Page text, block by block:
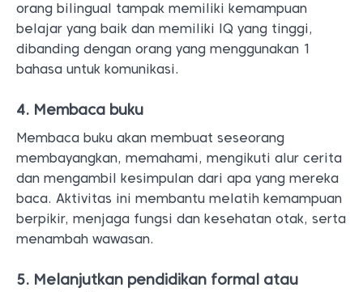
orang bilingual tampak memiliki kemampuan
belajar yang baik dan memiliki IQ yang tinggi,
dibanding dengan orang yang menggunakan 1
bahasa untuk komunikasi.
4. Membaca buku
Membaca buku akan membuat seseorang
membayangkan, memahami, mengikuti alur cerita
dan mengambil kesimpulan dari apa yang mereka
baca. Aktivitas ini membantu melatih kemampuan
berpikir, menjaga fungsi dan kesehatan otak, serta
menambah wawasan.
5. Melanjutkan pendidikan formal atau